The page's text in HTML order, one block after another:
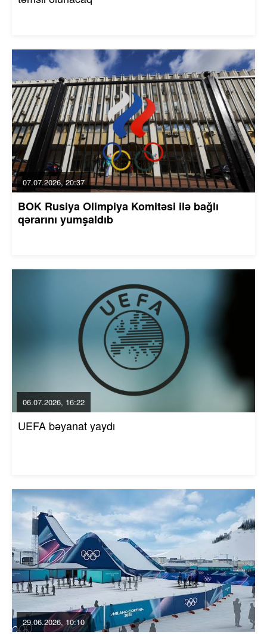
07.07.2026, 20:37
BOK Rusiya Olimpiya Komitəsi ilə bağlı
qərarını yumşaldıb
06.07.2026, 16:22
UEFA bəyanat yaydı
29.06.2026, 10:10